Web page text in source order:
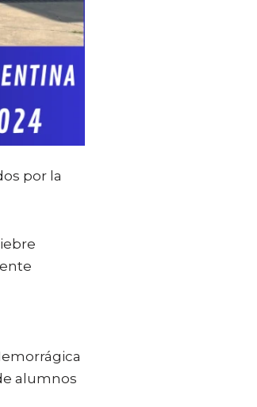
por la
alumnos